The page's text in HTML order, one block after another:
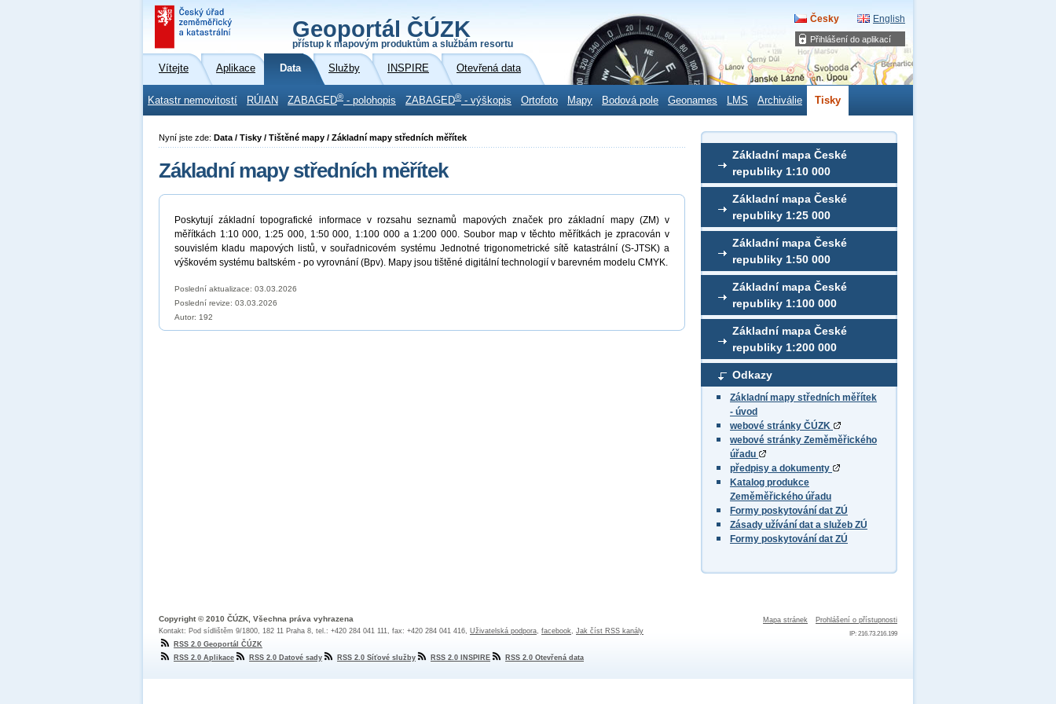
Přihlášení do aplikací
Geoportál ČÚZK
přístup k mapovým produktům a službám resortu
Česky English
Vítejte Aplikace Data Služby INSPIRE Otevřená data
Katastr nemovitostí RÚIAN ZABAGED® - polohopis ZABAGED® - výškopis Ortofoto Mapy Bodová pole Geonames LMS Archiválie Tisky
Základní mapa České
republiky 1:10 000
Základní mapa České
republiky 1:25 000
Základní mapa České
republiky 1:50 000
Základní mapa České
republiky 1:100 000
Základní mapa České
republiky 1:200 000
Odkazy
Základní mapy středních měřítek
- úvod
webové stránky ČÚZK
webové stránky Zeměměřického
úřadu
předpisy a dokumenty
Katalog produkce
Zeměměřického úřadu
Formy poskytování dat ZÚ
Zásady užívání dat a služeb ZÚ
Formy poskytování dat ZÚ
Nyní jste zde: Data / Tisky / Tištěné mapy / Základní mapy středních měřítek
Základní mapy středních měřítek
Poskytují základní topografické informace v rozsahu seznamů mapových značek pro základní mapy (ZM) v
měřítkách 1:10 000, 1:25 000, 1:50 000, 1:100 000 a 1:200 000. Soubor map v těchto měřítkách je zpracován v
souvislém kladu mapových listů, v souřadnicovém systému Jednotné trigonometrické sítě katastrální (S-JTSK) a
výškovém systému baltském - po vyrovnání (Bpv). Mapy jsou tištěné digitální technologií v barevném modelu CMYK.
Poslední aktualizace: 03.03.2026
Poslední revize: 03.03.2026
Autor: 192
Mapa stránek Prohlášení o přístupnosti
IP: 216.73.216.199
Copyright © 2010 ČÚZK, Všechna práva vyhrazena
Kontakt: Pod sídlištěm 9/1800, 182 11 Praha 8, tel.: +420 284 041 111, fax: +420 284 041 416, Uživatelská podpora, facebook, Jak číst RSS kanály
RSS 2.0 Geoportál ČÚZK
RSS 2.0 Aplikace
RSS 2.0 Datové sady RSS 2.0 Síťové služby RSS 2.0 INSPIRE RSS 2.0 Otevřená data